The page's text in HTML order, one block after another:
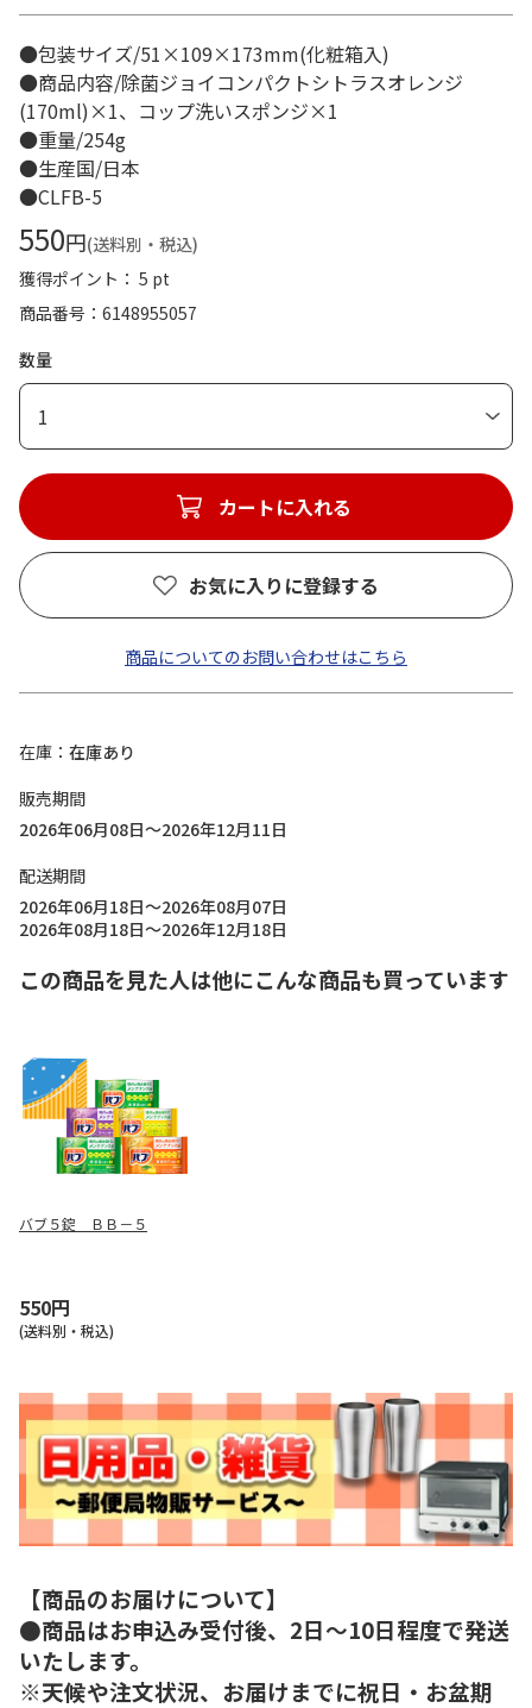
●包装サイズ/51×109×173mm(化粧箱入)
●商品内容/除菌ジョイコンパクトシトラスオレンジ
(170ml)×1、コップ洗いスポンジ×1
●重量/254g
●生産国/日本
●CLFB-5
550円(送料別・税込)
獲得ポイント： 5 pt
商品番号
6148955057
数量
1
カートに入れる
お気に入りに登録する
商品についてのお問い合わせはこちら
在庫
在庫あり
販売期間
2026年06月08日～2026年12月11日
配送期間
2026年06月18日～2026年08月07日
2026年08月18日～2026年12月18日
この商品を見た人は他にこんな商品も買っています
バブ５錠 ＢＢ－５
550円
(送料別・税込)
【商品のお届けについて】
●商品はお申込み受付後、2日～10日程度で発送
いたします。
※天候や注文状況、お届けまでに祝日・お盆期